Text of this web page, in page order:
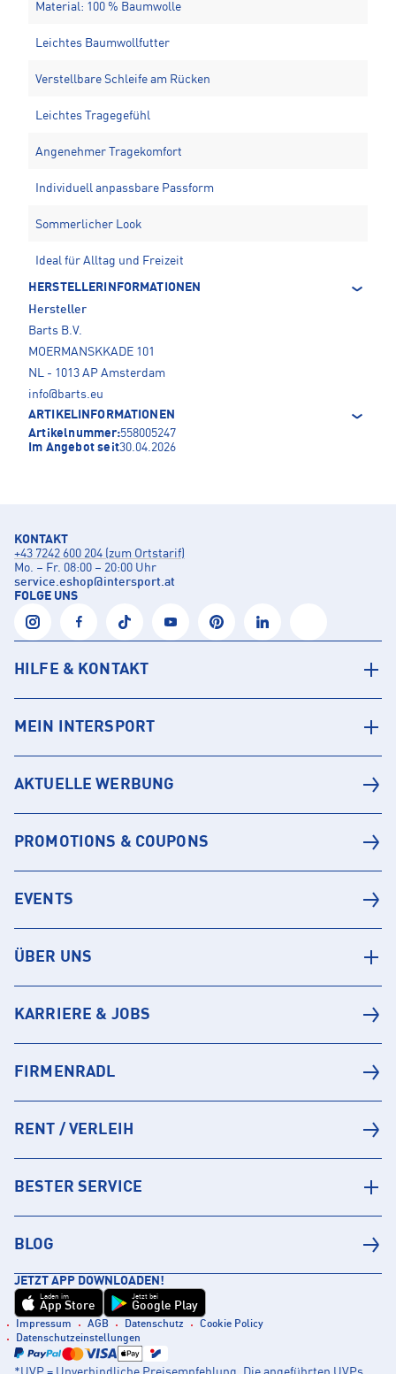
Material: 100 % Baumwolle
Leichtes Baumwollfutter
Verstellbare Schleife am Rücken
Leichtes Tragegefühl
Angenehmer Tragekomfort
Individuell anpassbare Passform
Sommerlicher Look
Ideal für Alltag und Freizeit
HERSTELLERINFORMATIONEN
Hersteller
Barts B.V.
MOERMANSKKADE 101
NL - 1013 AP Amsterdam
info@barts.eu
ARTIKELINFORMATIONEN
Artikelnummer:558005247
Im Angebot seit30.04.2026
KONTAKT
+43 7242 600 204 (zum Ortstarif)
Mo. – Fr. 08:00 – 20:00 Uhr
service.eshop@intersport.at
FOLGE UNS
HILFE & KONTAKT
MEIN INTERSPORT
AKTUELLE WERBUNG
PROMOTIONS & COUPONS
EVENTS
ÜBER UNS
KARRIERE & JOBS
FIRMENRADL
RENT / VERLEIH
BESTER SERVICE
BLOG
JETZT APP DOWNLOADEN!
Laden im
App Store
Jetzt bei
Google Play
Impressum AGB Datenschutz
Cookie Policy
Datenschutzeinstellungen